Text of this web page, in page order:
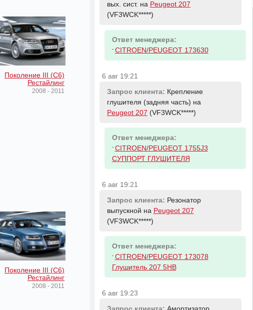
Поколение III (C6)
Рестайлинг
2008 - 2011
Поколение III (C6)
Рестайлинг
2008 - 2011
вых. сист. на Peugeot 207
(VF3WCK*****)
Ответ менеджера:
- CITROEN/PEUGEOT 173630
6 авг 19:21
Запрос клиента: Крепление
глушителя (задняя часть) на
Peugeot 207 (VF3WCK*****)
Ответ менеджера:
- CITROEN/PEUGEOT 1755J3
СУППОРТ ГЛУШИТЕЛЯ
6 авг 19:21
Запрос клиента: Резонатор
выпускной на Peugeot 207
(VF3WCK*****)
Ответ менеджера:
- CITROEN/PEUGEOT 173078
Глушитель 207 5HB
6 авг 19:23